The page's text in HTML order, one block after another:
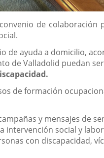
de
ayuda a domicilio,
de Valladolid puedan
de formación
y mensajes de
intervención social y
con discapacidad,